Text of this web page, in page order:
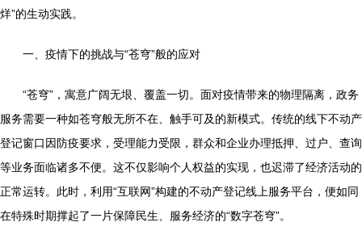
烊”的生动实践。
一、疫情下的挑战与“苍穹”般的应对
“苍穹”，寓意广阔无垠、覆盖一切。面对疫情带来的物理隔离，政务
服务需要一种如苍穹般无所不在、触手可及的新模式。传统的线下不动产
登记窗口因防疫要求，受理能力受限，群众和企业办理抵押、过户、查询
等业务面临诸多不便。这不仅影响个人权益的实现，也迟滞了经济活动的
正常运转。此时，利用“互联网”构建的不动产登记线上服务平台，便如同
在特殊时期撑起了一片保障民生、服务经济的“数字苍穹”。